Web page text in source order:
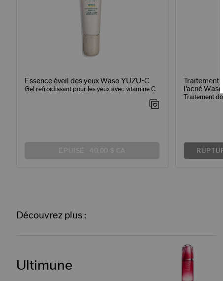
Essence éveil des yeux Waso YUZU-C
Gel refroidissant pour les yeux avec vitamine C
ÉPUISÉ 40,00 $ CA
Traitement
l’acné
Traitement
Découvrez plus :
Ultimune